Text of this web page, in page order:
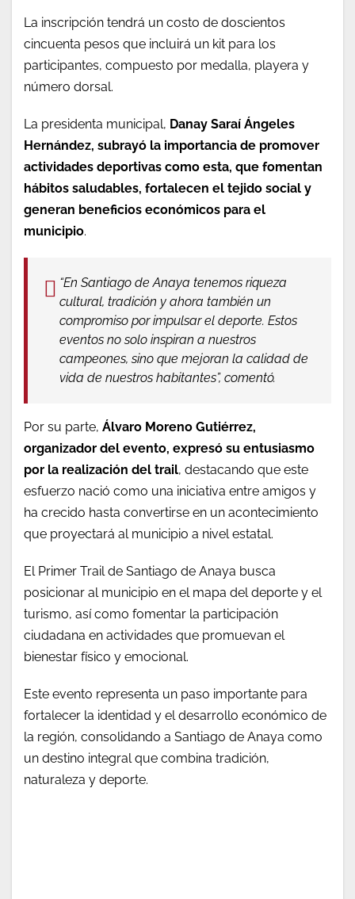
La inscripción tendrá un costo de doscientos
cincuenta pesos que incluirá un kit para los
participantes, compuesto por medalla, playera y
número dorsal.
La presidenta municipal, Danay Saraí Ángeles
Hernández, subrayó la importancia de promover
actividades deportivas como esta, que fomentan
hábitos saludables, fortalecen el tejido social y
generan beneficios económicos para el
municipio.
“En Santiago de Anaya tenemos riqueza
cultural, tradición y ahora también un
compromiso por impulsar el deporte. Estos
eventos no solo inspiran a nuestros
campeones, sino que mejoran la calidad de
vida de nuestros habitantes”, comentó.
Por su parte, Álvaro Moreno Gutiérrez,
organizador del evento, expresó su entusiasmo
por la realización del trail, destacando que este
esfuerzo nació como una iniciativa entre amigos y
ha crecido hasta convertirse en un acontecimiento
que proyectará al municipio a nivel estatal.
El Primer Trail de Santiago de Anaya busca
posicionar al municipio en el mapa del deporte y el
turismo, así como fomentar la participación
ciudadana en actividades que promuevan el
bienestar físico y emocional.
Este evento representa un paso importante para
fortalecer la identidad y el desarrollo económico de
la región, consolidando a Santiago de Anaya como
un destino integral que combina tradición,
naturaleza y deporte.